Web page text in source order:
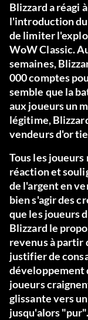
Blizzard a réagi
l'introduction
de limiter
WoW Classic.
semaines,
000 comptes
semble que la
aux joueurs un
légitime,
vendeurs d'or
Tous les
réaction et
de l'argent en
bien s'agir des
que les joueurs
Blizzard le
revenus à partir
justifier de
développement
joueurs
glissante vers
jusqu'alors